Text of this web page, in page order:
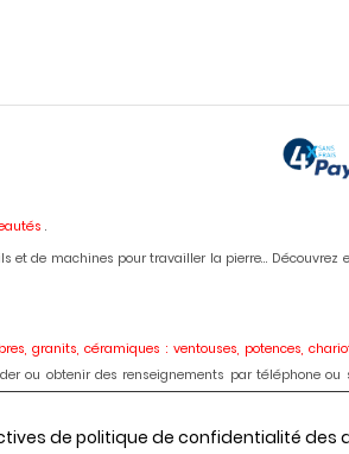
.
de machines pour travailler la pierre... Découvrez
granits, céramiques : ventouses, potences,
ou obtenir des renseignements par téléphone
diamant, forets, fraises, meules, colles,
de politique de confidentialité des